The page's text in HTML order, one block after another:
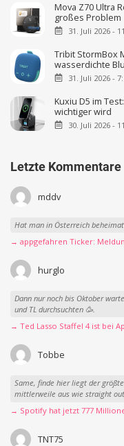
Mova Z70 Ultra
großes Problem
31. Juli 2026 -
Tribit StormBox
wasserdichte
31. Juli 2026 -
Kuxiu D5 im
wichtiger wird
30. Juli 2026 -
Letzte Kommentare
mddv
Hat man in Österreich
→ appgefahren Ticker:
hurglo
Dann nur noch bis Oktober
und TL durchsuchten 🥳.
→ Ted Lasso Staffel 4 ist bei
Tobbe
Same, finde hier liegt der
mittlerweile aus wie straight
→ Spotify hat jetzt 777
TNT75